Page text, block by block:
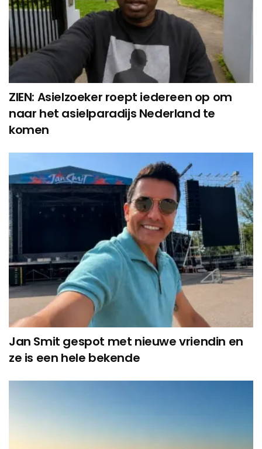
ZIEN: Asielzoeker roept iedereen op om
naar het asielparadijs Nederland te
komen
Jan Smit gespot met nieuwe vriendin en
ze is een hele bekende